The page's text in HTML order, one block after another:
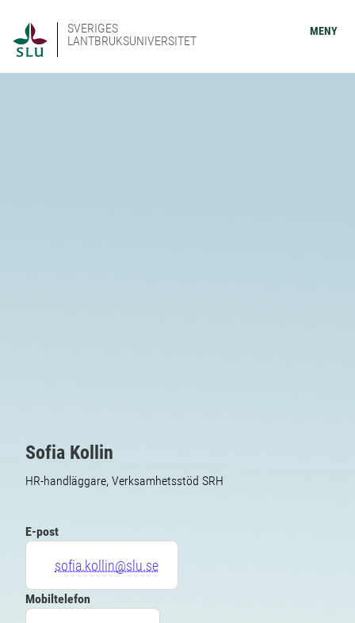
SVERIGES
LANTBRUKSUNIVERSITET
MENY
Sofia Kollin
HR-handläggare, Verksamhetsstöd SRH
E-post
sofia.kollin@slu.se
Mobiltelefon